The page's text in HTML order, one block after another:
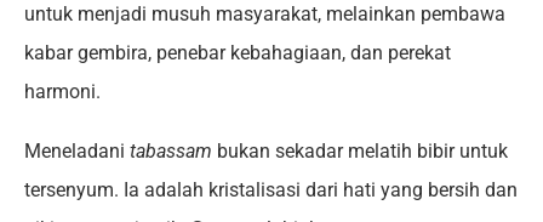
untuk menjadi musuh masyarakat, melainkan pembawa
kabar gembira, penebar kebahagiaan, dan perekat
harmoni.
Meneladani tabassam bukan sekadar melatih bibir untuk
tersenyum. Ia adalah kristalisasi dari hati yang bersih dan